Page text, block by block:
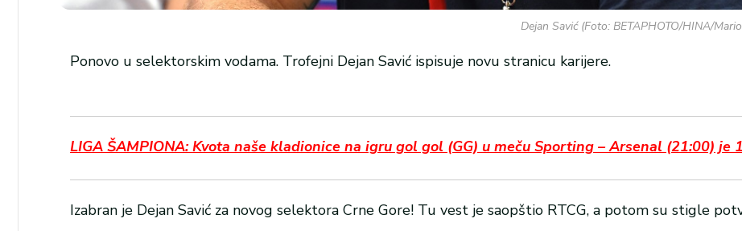
Dejan Savić (Foto: BETAPHOTO/HINA/
Ponovo u selektorskim vodama. Trofejni Dejan Savić ispisuje novu stranicu karijere.
LIGA ŠAMPIONA: Kvota naše kladionice na igru gol gol (GG) u meču Sporting – Arsenal (21:00) je
Izabran je Dejan Savić za novog selektora Crne Gore! Tu vest je saopštio RTCG, a potom su stigle